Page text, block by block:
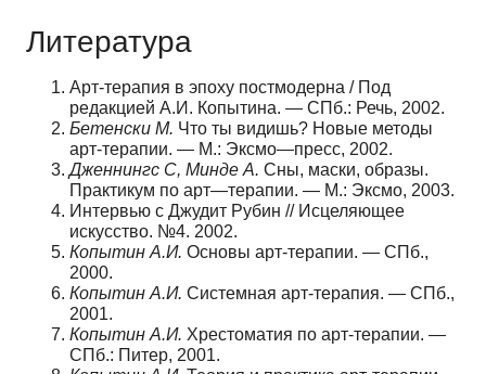
Литература
Арт-терапия в эпоху постмодерна / Под
редакцией А.И. Копытина. — СПб.: Речь, 2002.
Бетенски М. Что ты видишь? Новые методы
арт-терапии. — М.: Эксмо—пресс, 2002.
Дженнингс С, Минде А. Сны, маски, образы.
Практикум по арт—терапии. — М.: Эксмо, 2003.
Интервью с Джудит Рубин // Исцеляющее
искусство. №4. 2002.
Копытин А.И. Основы арт-терапии. — СПб.,
2000.
Копытин А.И. Системная арт-терапия. — СПб.,
2001.
Копытин А.И. Хрестоматия по арт-терапии. —
СПб.: Питер, 2001.